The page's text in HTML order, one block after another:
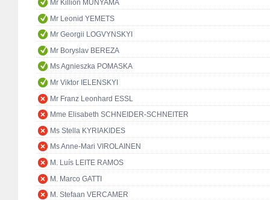
Mr Killion MUNYAMA
Mr Leonid YEMETS
Mr Georgii LOGVYNSKYI
Mr Boryslav BEREZA
Ms Agnieszka POMASKA
Mr Viktor IELENSKYI
Mr Franz Leonhard ESSL
Mme Elisabeth SCHNEIDER-SCHNEITER
Ms Stella KYRIAKIDES
Ms Anne-Mari VIROLAINEN
M. Luís LEITE RAMOS
M. Marco GATTI
M. Stefaan VERCAMER